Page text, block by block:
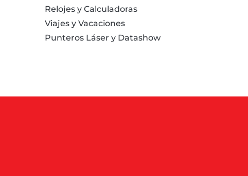
Relojes y Calculadoras
Viajes y Vacaciones
Punteros Láser y Datashow